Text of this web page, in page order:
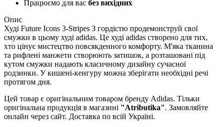
Працюємо для вас без вихідних
Опис
Худі Future Icons 3-Stripes З гордістю продемонструй свої
смужки в цьому худі adidas. Це худі adidas створено для тих,
хто цінує мистецтво повсякденного комфорту. М'яка тканина
та рифлені манжети створюють затишок, а розташовані під
кутом смужки надають класичному дизайну сучасної
родзинки. У кишені-кенгуру можна зберігати необхідні речі
протягом дня.
Цей товар є оригінальним товаром бренду Adidas. Тільки
оригінальна продукція в магазині "Atributika". Замовляйте
онлайн через сайт. Доставка по всій Україні.